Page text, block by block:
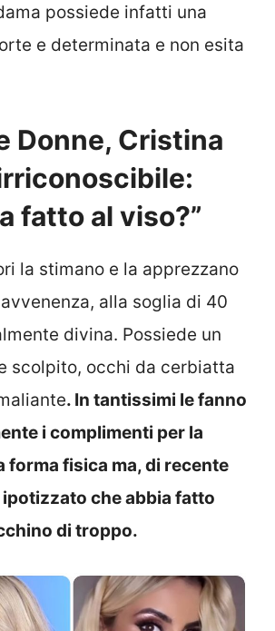
possiede infatti una
e determinata e non esita
Donne, Cristina
fatto al viso?”
la stimano e la apprezzano
alla soglia di 40
divina. Possiede un
scolpito, occhi da cerbiatta
. In tantissimi le fanno
i complimenti per la
forma fisica ma, di recente
che abbia fatto
di troppo.